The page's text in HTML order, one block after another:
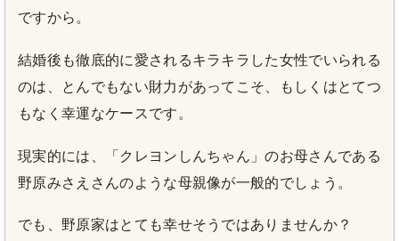
ですから。
結婚後も徹底的に愛されるキラキラした女性でいられる
のは、とんでもない財力があってこそ、もしくはとてつ
もなく幸運なケースです。
現実的には、「クレヨンしんちゃん」のお母さんである
野原みさえさんのような母親像が一般的でしょう。
でも、野原家はとても幸せそうではありませんか？